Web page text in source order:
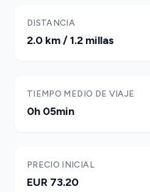
DISTANCIA
2.0 km / 1.2 millas
TIEMPO MEDIO DE VIAJE
0h 05min
PRECIO INICIAL
EUR 73.20